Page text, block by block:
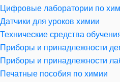
Цифровые лаборатории по
Датчики для уроков химии
Технические средства
Приборы и принадлежности
Приборы и принадлежности
Печатные пособия по химии